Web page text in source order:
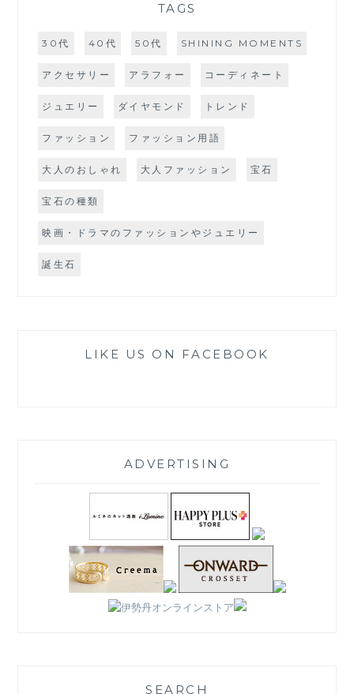
TAGS
30代 40代 50代 SHINING MOMENTS
アクセサリー アラフォー コーディネート
ジュエリー ダイヤモンド トレンド
ファッション ファッション用語
大人のおしゃれ 大人ファッション 宝石
宝石の種類
映画・ドラマのファッションやジュエリー
誕生石
LIKE US ON FACEBOOK
ADVERTISING
SEARCH